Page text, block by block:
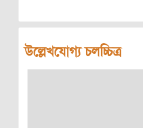
উল্লেখযোগ্য চলচ্চিত্র